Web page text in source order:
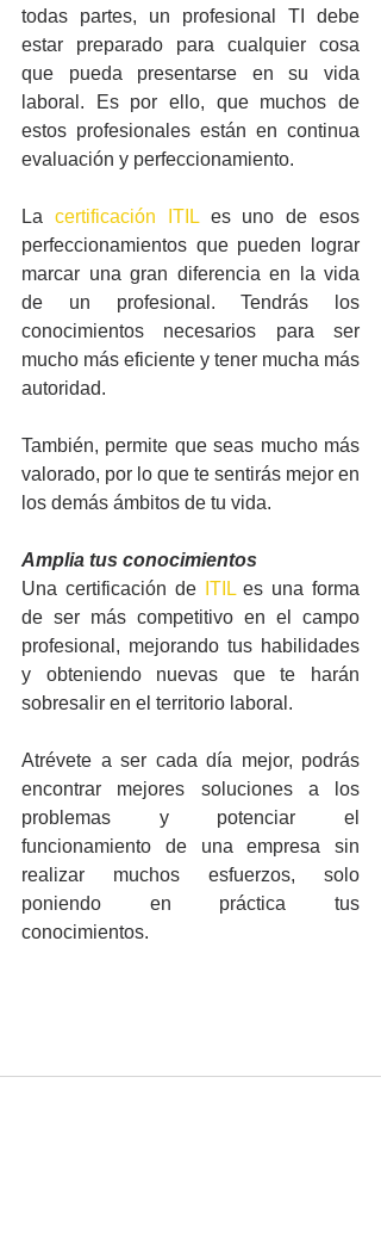
todas partes, un profesional TI debe
estar preparado para cualquier cosa
que pueda presentarse en su vida
laboral. Es por ello, que muchos de
estos profesionales están en continua
evaluación y perfeccionamiento.
La certificación ITIL es uno de esos
perfeccionamientos que pueden lograr
marcar una gran diferencia en la vida
de un profesional. Tendrás los
conocimientos necesarios para ser
mucho más eficiente y tener mucha más
autoridad.
También, permite que seas mucho más
valorado, por lo que te sentirás mejor en
los demás ámbitos de tu vida.
Amplia tus conocimientos
Una certificación de
ITIL es una forma
de ser más competitivo en el campo
profesional, mejorando tus habilidades
y obteniendo nuevas que te harán
sobresalir en el territorio laboral.
Atrévete a ser cada día mejor, podrás
encontrar mejores soluciones a los
problemas y potenciar el
funcionamiento de una empresa sin
realizar muchos esfuerzos, solo
poniendo en práctica tus
conocimientos.